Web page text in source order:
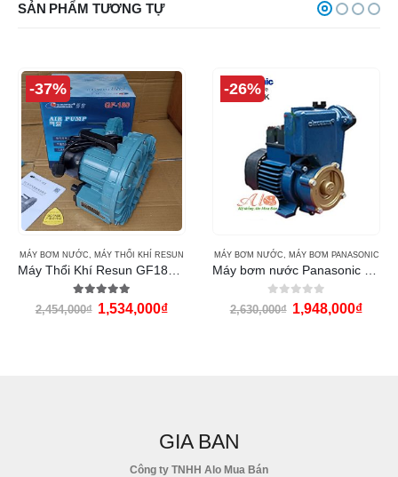
SẢN PHẨM TƯƠNG TỰ
-37%
MÁY BƠM NƯỚC MÁY THỔI KHÍ RESUN
5.00 out of 5
2,454,000₫ 1,534,000₫
-26%
MÁY BƠM NƯỚC MÁY BƠM PANASONIC
0out of 5
2,630,000₫ 1,948,000₫
GIA BAN
Công ty TNHH Alo Mua Bán